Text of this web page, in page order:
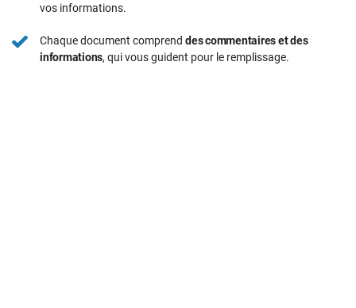
vos informations.
Chaque document comprend des commentaires et des
informations, qui vous guident pour le remplissage.